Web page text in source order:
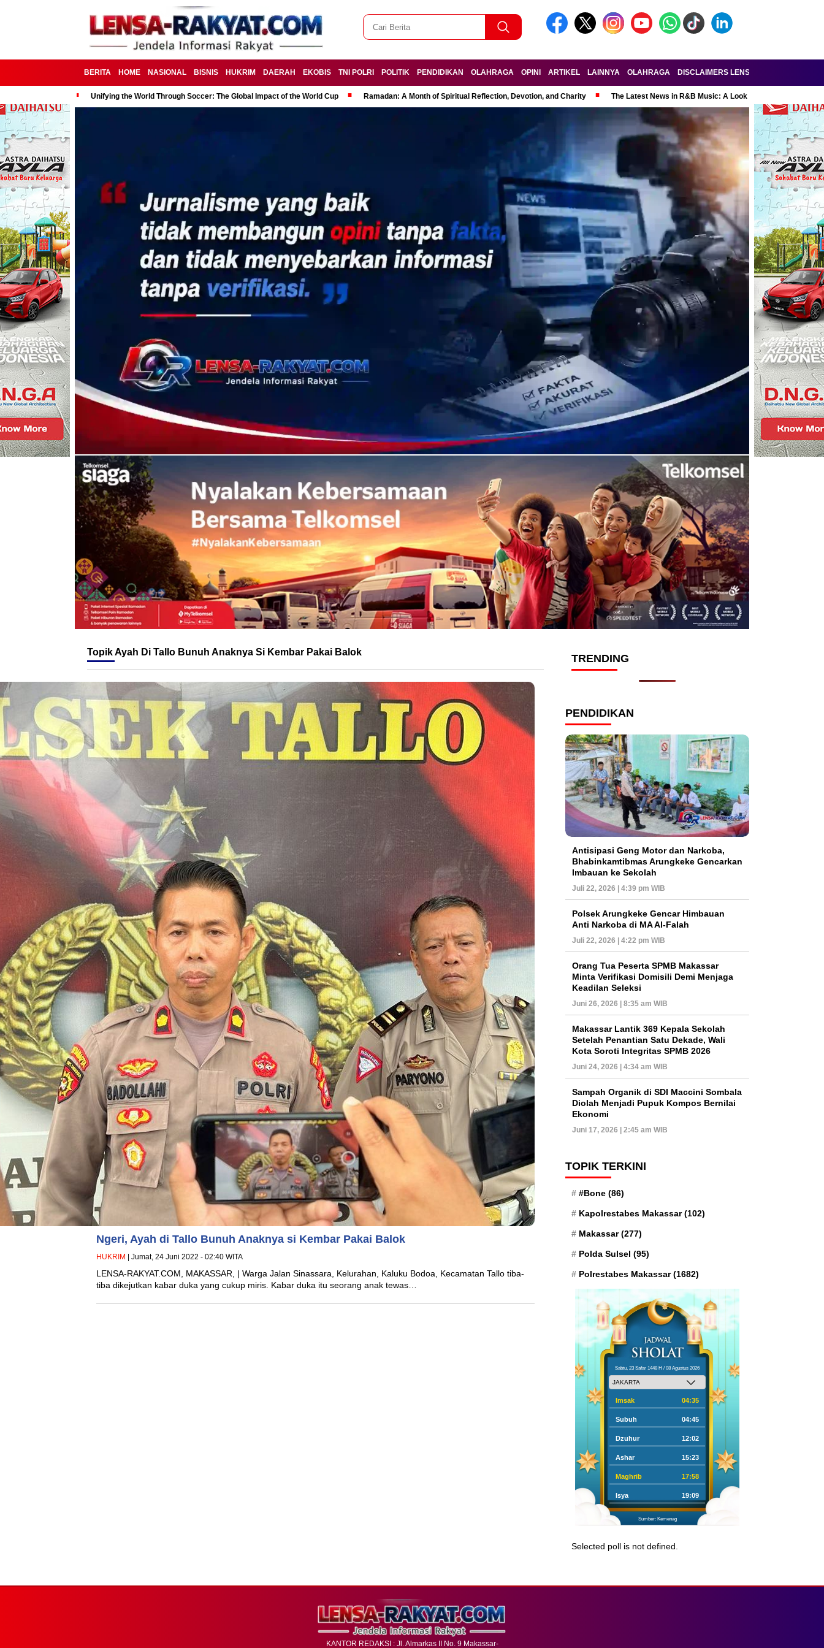
BERITA HOME NASIONAL BISNIS HUKRIM DAERAH EKOBIS TNI POLRI POLITIK PENDIDIKAN OLAHRAGA OPINI ARTIKEL LAINNYA OLAHRAGA DISCLAIMERS LENSA-RAKYAT.COM
Unifying the World Through Soccer: The Global Impact of the World Cup Ramadan: A Month of Spiritual Reflection, Devotion, and Charity The Latest News in R&B Music: A Look at Super Bowl
TopikAyah Di Tallo Bunuh Anaknya Si Kembar Pakai Balok
Ngeri, Ayah di Tallo Bunuh Anaknya si Kembar Pakai Balok
HUKRIM | Jumat, 24 Juni 2022 - 02:40 WITA
LENSA-RAKYAT.COM, MAKASSAR, | Warga Jalan Sinassara, Kelurahan, Kaluku Bodoa, Kecamatan Tallo tiba-
tiba dikejutkan kabar duka yang cukup miris. Kabar duka itu seorang anak tewas…
TRENDING
PENDIDIKAN
Antisipasi Geng Motor dan Narkoba,
Bhabinkamtibmas Arungkeke Gencarkan
Imbauan ke Sekolah
Juli 22, 2026 | 4:39 pm WIB
Polsek Arungkeke Gencar Himbauan
Anti Narkoba di MA Al-Falah
Juli 22, 2026 | 4:22 pm WIB
Orang Tua Peserta SPMB Makassar
Minta Verifikasi Domisili Demi Menjaga
Keadilan Seleksi
Juni 26, 2026 | 8:35 am WIB
Makassar Lantik 369 Kepala Sekolah
Setelah Penantian Satu Dekade, Wali
Kota Soroti Integritas SPMB 2026
Juni 24, 2026 | 4:34 am WIB
Sampah Organik di SDI Maccini Sombala
Diolah Menjadi Pupuk Kompos Bernilai
Ekonomi
Juni 17, 2026 | 2:45 am WIB
TOPIK TERKINI
#Bone (86)
Kapolrestabes Makassar(102)
Makassar(277)
Polda Sulsel (95)
Polrestabes Makassar(1682)
Sabtu, 23 Safar 1448 H / 08 Agustus 2026
Imsak 04:35
Subuh 04:45
Dzuhur 12:02
Ashar 15:23
Maghrib 17:58
Isya 19:09
Sumber: Kemenag
Selected poll is not defined.
KANTOR REDAKSI : Jl. Almarkas II No. 9 Makassar-